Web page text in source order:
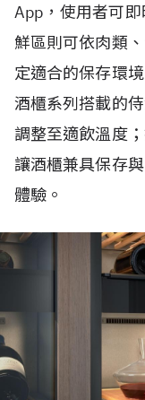
App，使用者可
鮮區則可依肉類
定適合的保存環
酒櫃系列搭載的
調整至適飲溫度
讓酒櫃兼具保存
體驗。